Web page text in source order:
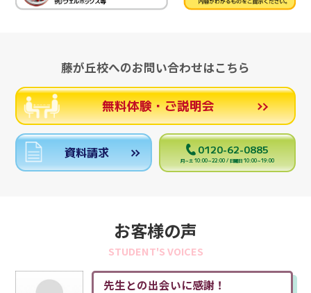
藤が丘校へのお問い合わせはこちら
無料体験・ご説明会
資料請求 0120-62-0885
月～土 10:00～22:00 / 日曜日 10:00～19:00
お客様の声
STUDENT'S VOICES
先生との出会いに感謝！